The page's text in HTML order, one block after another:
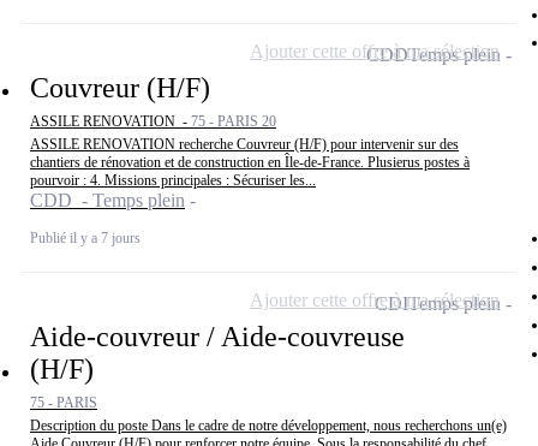
Couvreur (H/F)
ASSILE RENOVATION - 75 - PARIS 20
ASSILE RENOVATION recherche Couvreur (H/F) pour intervenir sur des
chantiers de rénovation et de construction en Île-de-France. Plusierus postes à
pourvoir : 4. Missions principales : Sécuriser les...
CDD - Temps plein
Publié il y a 7 jours
CDDTemps plein
Ajouter cette offre à ma sélection
Aide-couvreur / Aide-couvreuse
(H/F)
75 - PARIS
Description du poste Dans le cadre de notre développement, nous recherchons un(e)
CDITemps plein
Ajouter cette offre à ma sélection